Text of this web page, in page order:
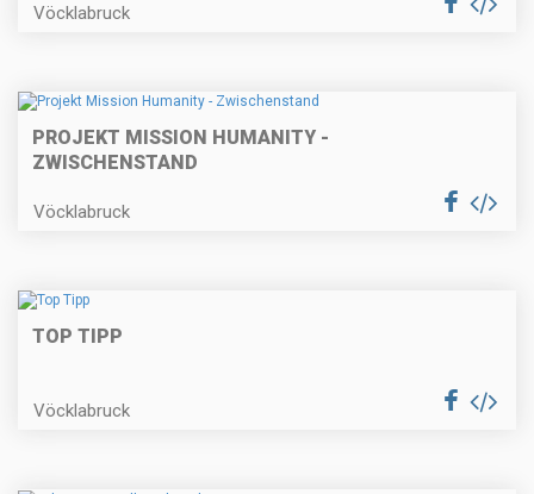
Vöcklabruck
PROJEKT MISSION HUMANITY -
ZWISCHENSTAND
Vöcklabruck
TOP TIPP
Vöcklabruck